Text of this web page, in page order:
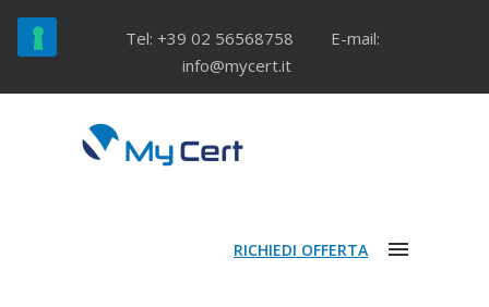
Tel: +39 02 56568758
E-mail:
info@mycert.it
RICHIEDI OFFERTA